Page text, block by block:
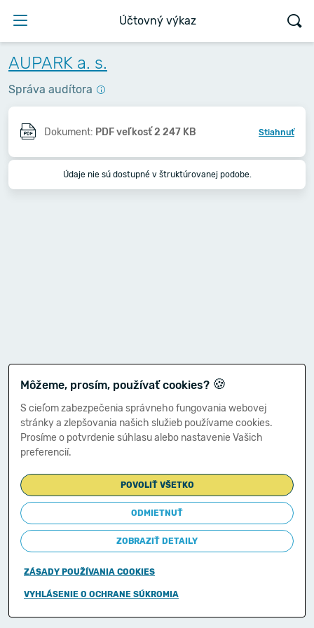
Účtovný výkaz
AUPARK a. s.
Správa audítora
Dokument: PDF veľkosť 2 247 KB Stiahnuť
Údaje nie sú dostupné v štruktúrovanej podobe.
Môžeme, prosím, používať cookies? 🍪
S cieľom zabezpečenia správneho fungovania webovej
stránky a zlepšovania našich služieb používame cookies.
Prosíme o potvrdenie súhlasu alebo nastavenie Vašich
preferencií.
POVOLIŤ VŠETKO
ODMIETNUŤ
ZOBRAZIŤ DETAILY
ZÁSADY POUŽÍVANIA COOKIES
VYHLÁSENIE O OCHRANE SÚKROMIA
Copyright © 2011-2026